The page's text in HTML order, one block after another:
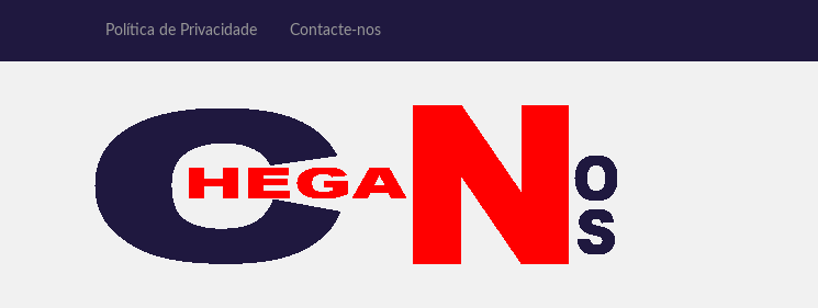
Política de Privacidade Contacte-nos